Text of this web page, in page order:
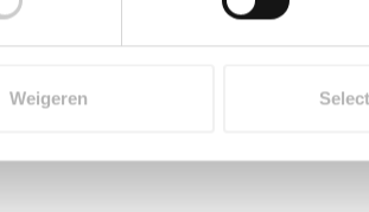
Weigerenom dit verder te bespreken.